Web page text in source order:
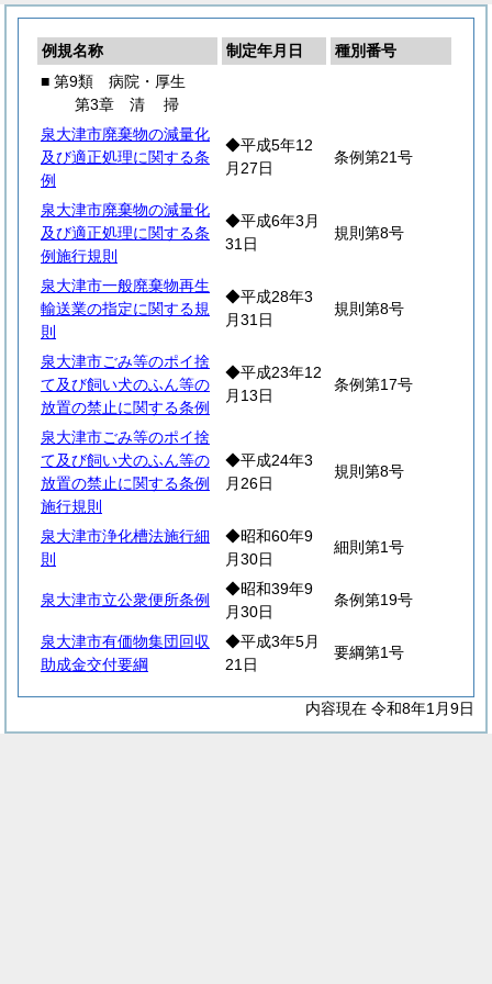
例規名称 制定年月日
種別番号
■ 第9類 病院・厚生
第3章 清掃
泉大津市廃棄物の減量化
及び適正処理に関する条
例
◆平成5年12
月27日
条例第21号
泉大津市廃棄物の減量化
及び適正処理に関する条
例施行規則
◆平成6年3月
31日
規則第8号
泉大津市一般廃棄物再生
輸送業の指定に関する規
則
◆平成28年3
月31日
規則第8号
泉大津市ごみ等のポイ捨
て及び飼い犬のふん等の
放置の禁止に関する条例
◆平成23年12
月13日
条例第17号
泉大津市ごみ等のポイ捨
て及び飼い犬のふん等の
放置の禁止に関する条例
施行規則
◆平成24年3
月26日
規則第8号
泉大津市浄化槽法施行細
則
◆昭和60年9
月30日
細則第1号
泉大津市立公衆便所条例
◆昭和39年9
月30日
条例第19号
泉大津市有価物集団回収
助成金交付要綱
◆平成3年5月
21日
要綱第1号
内容現在 令和8年1月9日